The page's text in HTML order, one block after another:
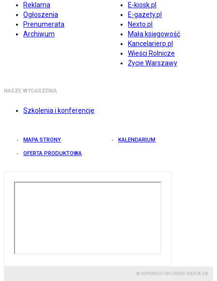
Reklama
Ogłoszenia
Prenumerata
Archiwum
E-kiosk.pl
E-gazety.pl
Nexto.pl
Mała księgowość
Kancelarierp.pl
Wieści Rolnicze
Życie Warszawy
NASZE WYDARZENIA
Szkolenia i konferencje
MAPA STRONY KALENDARIUM
OFERTA PRODUKTOWA
© COPYRIGHT BY GREMI MEDIA SA